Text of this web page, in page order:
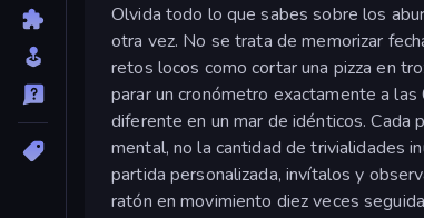
Olvida todo lo que sabes sobre los
otra vez. No se trata de memorizar
retos locos como cortar una pizza en
parar un cronómetro exactamente a
diferente en un mar de idénticos. Cada
mental, no la cantidad de trivialidades
partida personalizada, invítalos y
ratón en movimiento diez veces